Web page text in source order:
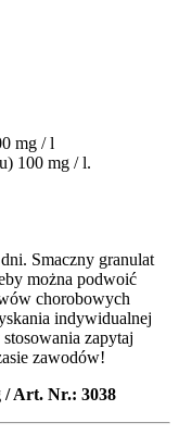
mg / l
100 mg / l.
Smaczny granulat
można podwoić
chorobowych
indywidualnej
zapytaj
zawodów!
/ Art. Nr.: 3038